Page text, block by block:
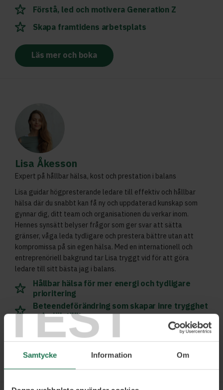
TEST
Samtycke Information Om
Förstå, led och motivera Generation Z
Skapa framtidens arbetsplats
Läs mer och boka
Lisa Åkesson
Expert på hållbar hälsa, kost och prestation i balans
Lisa guidar högpresterande ledare till effektiv och hållbar
hälsa där du snabbt kan få ny och uppdaterad kunskap som
gynnar dig, ditt team och organisationen du verkar inom.
Hennes synsätt belyser frågor som ger svar att sätta
gränser, våga leda tydligare och prestera bättre utan att
kompromissa på sin egen hälsa. Med en internationell och
entreprenöriell bakgrund tar Lisa tryggt vid för att göra
ledare till sitt bästa jag i balans.
Hållbar hälsa för mer energi och tydligare
prioritering
Beteendeförändring som skapar inre trygghet
och självtillit
Gränssättning och glasklar kommunikation
Läs mer och boka